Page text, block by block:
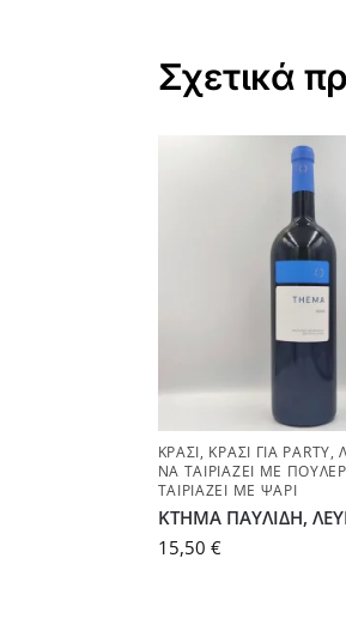
Σχετικά
ΚΡΑΣΊ, ΚΡΑΣΊ ΓΙΑ PARTY,
ΝΑ ΤΑΙΡΙΆΖΕΙ ΜΕ
ΤΑΙΡΙΆΖΕΙ ΜΕ ΨΆΡΙ
ΚΤΗΜΑ ΠΑΥΛΙΔΗ,
15,50 €